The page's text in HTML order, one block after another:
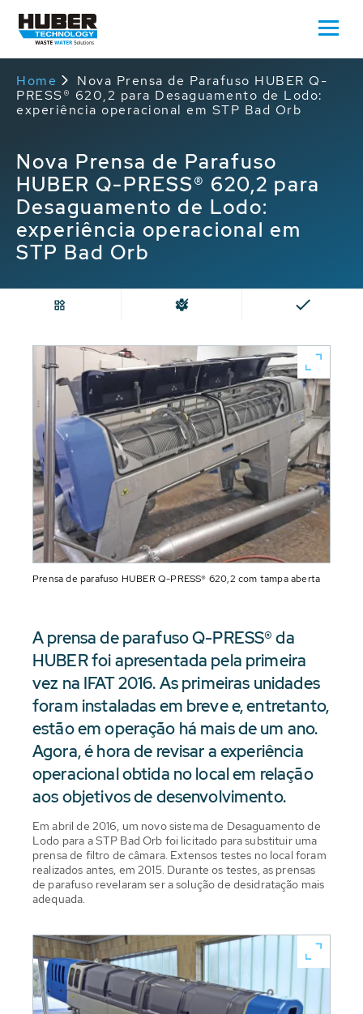
Home
Nova Prensa de Parafuso HUBER Q-
PRESS® 620,2 para Desaguamento de Lodo:
experiência operacional em STP Bad Orb
Nova Prensa de Parafuso
HUBER Q-PRESS® 620,2 para
Desaguamento de Lodo:
experiência operacional em
STP Bad Orb
Prensa de parafuso HUBER Q-PRESS® 620,2 com tampa aberta
A prensa de parafuso Q-PRESS® da
HUBER foi apresentada pela primeira
vez na IFAT 2016. As primeiras unidades
foram instaladas em breve e, entretanto,
estão em operação há mais de um ano.
Agora, é hora de revisar a experiência
operacional obtida no local em relação
aos objetivos de desenvolvimento.
Em abril de 2016, um novo sistema de Desaguamento de
Lodo para a STP Bad Orb foi licitado para substituir uma
prensa de filtro de câmara. Extensos testes no local foram
realizados antes, em 2015. Durante os testes, as prensas
de parafuso revelaram ser a solução de desidratação mais
adequada.